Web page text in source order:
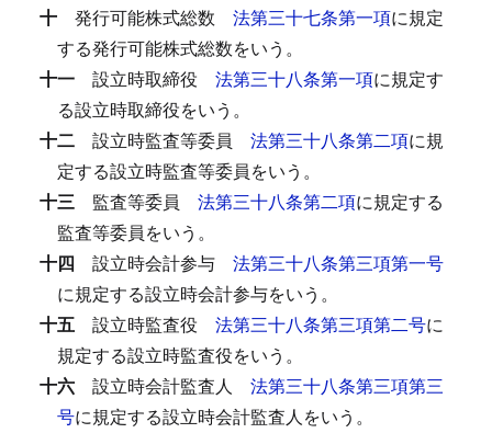
十 発行可能株式総数 法第三十七条第一項に規定
する発行可能株式総数をいう。
十一 設立時取締役 法第三十八条第一項に規定す
る設立時取締役をいう。
十二 設立時監査等委員 法第三十八条第二項に規
定する設立時監査等委員をいう。
十三 監査等委員 法第三十八条第二項に規定する
監査等委員をいう。
十四 設立時会計参与
法第三十八条第三項第一号
に規定する設立時会計参与をいう。
十五 設立時監査役 法第三十八条第三項第二号に
規定する設立時監査役をいう。
十六 設立時会計監査人
法第三十八条第三項第三
号に規定する設立時会計監査人をいう。